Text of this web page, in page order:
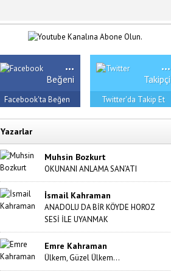
...
Beğeni
Facebook'ta Beğen
...
Takipçi
Twitter'da Takip Et
Yazarlar
Muhsin Bozkurt
OKUNANI ANLAMA SAN’ATI
İsmail Kahraman
ANADOLU DA BİR KÖYDE HOROZ
SESİ İLE UYANMAK
Emre Kahraman
Ülkem, Güzel Ülkem…